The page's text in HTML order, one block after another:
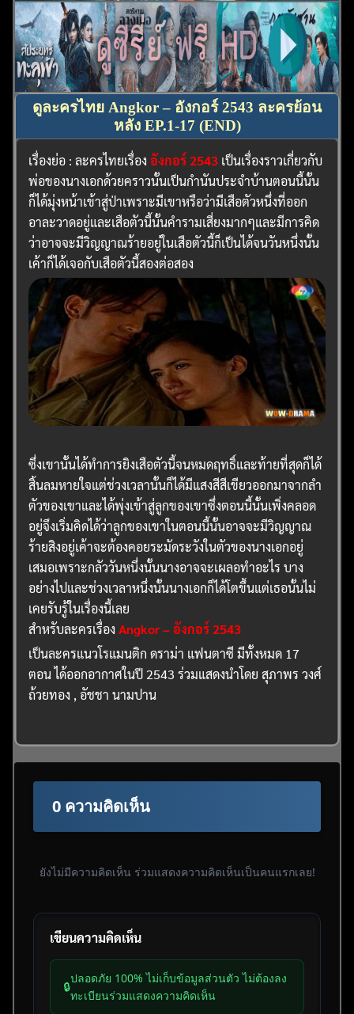
ดูละครไทย Angkor – อังกอร์ 2543 ละครย้อน
หลัง EP.1-17 (END)
เรื่องย่อ : ละครไทยเรื่องอังกอร์ 2543 เป็นเรื่องราวเกี่ยวกับ
พ่อของนางเอกด้วยคราวนั้นเป็นกำนันประจำบ้านตอนนี้นั้น
ก็ได้มุ่งหน้าเข้าสู่ป่าเพราะมีเขาหรือว่ามีเสือตัวหนึ่งที่ออก
อาละวาดอยู่และเสือตัวนี้นั้นคำรามเสี่ยงมากๆและมีการคิด
ว่าอาจจะมีวิญญาณร้ายอยู่ในเสือตัวนี้ก็เป็นได้จนวันหนึ่งนั้น
เค้าก็ได้เจอกับเสือตัวนี้สองต่อสอง
ซึ่งเขานั้นได้ทำการยิงเสือตัวนี้จนหมดฤทธิ์และท้ายที่สุดก็ได้
สิ้นลมหายใจแต่ช่วงเวลานั้นก็ได้มีแสงสีสีเขียวออกมาจากลำ
ตัวของเขาและได้พุ่งเข้าสู่ลูกของเขาซึ่งตอนนี้นั้นเพิ่งคลอด
อยู่จึงเริ่มคิดได้ว่าลูกของเขาในตอนนี้นั้นอาจจะมีวิญญาณ
ร้ายสิงอยู่เค้าจะต้องคอยระมัดระวังในตัวของนางเอกอยู่
เสมอเพราะกลัววันหนึ่งนั้นนางอาจจะเผลอทำอะไร บาง
อย่างไปและช่วงเวลาหนึ่งนั้นนางเอกก็ได้โตขึ้นแต่เธอนั้นไม่
เคยรับรู้ในเรื่องนี้เลย
สำหรับละครเรื่องAngkor – อังกอร์ 2543
เป็นละครแนวโรแมนติก ดราม่า แฟนตาซี มีทั้งหมด 17
ตอน ได้ออกอากาศในปี 2543 ร่วมแสดงนำโดย สุภาพร วงศ์
ถ้วยทอง , อัชชา นามปาน
0 ความคิดเห็น
ยังไม่มีความคิดเห็น ร่วมแสดงความคิดเห็นเป็นคนแรกเลย!
เขียนความคิดเห็น
🔒
ปลอดภัย 100% ไม่เก็บข้อมูลส่วนตัว ไม่ต้องลง
ทะเบียนร่วมแสดงความคิดเห็น